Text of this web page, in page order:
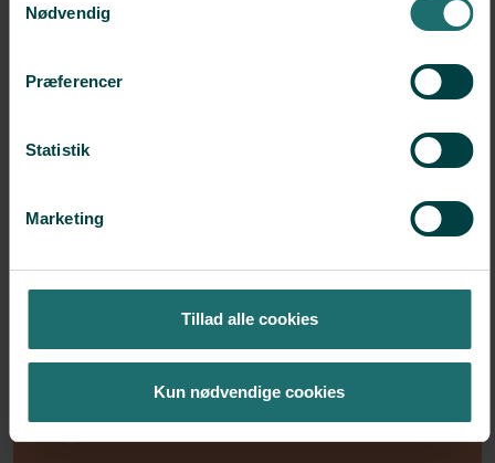
som kræver cookies, ikke kan vises korrekt.
Nødvendig
Præferencer
Statistik
Marketing
Tillad alle cookies
Kun nødvendige cookies
Före varje ny behandling måste du komma ihåg att beställa
Kom på ett inledande samtal
Ring+45 38 17 07 40